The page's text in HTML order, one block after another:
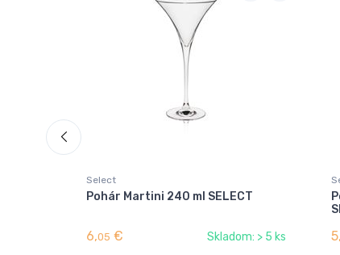
Select
Pohár Martini 240 ml SELECT
6,05 € Skladom: > 5 ks 5,